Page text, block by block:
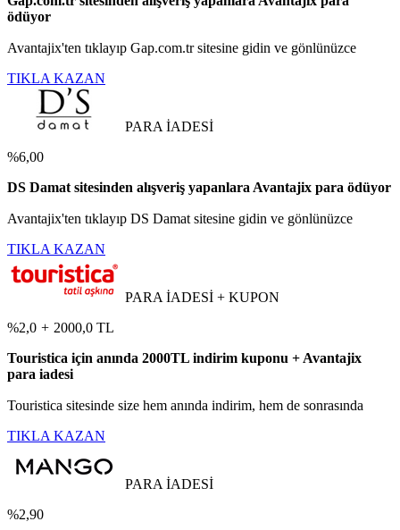
ödüyor
Avantajix'ten tıklayıp Gap.com.tr sitesine gidin ve gönlünüzce
TIKLA KAZAN
PARA İADESİ
%6,00
DS Damat sitesinden alışveriş yapanlara Avantajix para ödüyor
Avantajix'ten tıklayıp DS Damat sitesine gidin ve gönlünüzce
TIKLA KAZAN
PARA İADESİ + KUPON
%2,0 + 2000,0 TL
Touristica için anında 2000TL indirim kuponu + Avantajix
para iadesi
Touristica sitesinde size hem anında indirim, hem de sonrasında
TIKLA KAZAN
PARA İADESİ
%2,90